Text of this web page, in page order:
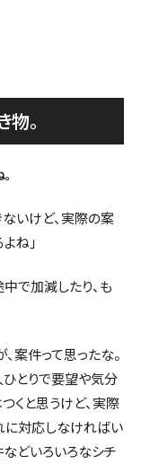
。
いけど、実際の案
ね」
中で加減したり、も
案件って思ったな。
ひとりで要望や気分
くと思うけど、実際
に対応しなければい
どいろいろなシチ